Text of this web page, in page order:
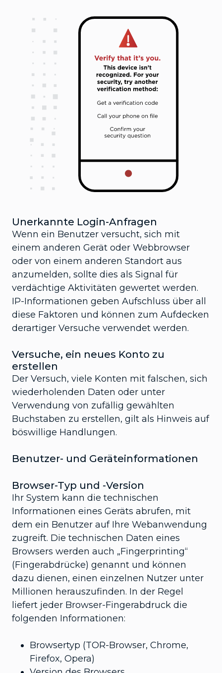
Unerkannte Login-Anfragen
Wenn ein Benutzer versucht, sich mit
einem anderen Gerät oder Webbrowser
oder von einem anderen Standort aus
anzumelden, sollte dies als Signal für
verdächtige Aktivitäten gewertet werden.
IP-Informationen geben Aufschluss über all
diese Faktoren und können zum Aufdecken
derartiger Versuche verwendet werden.
Versuche, ein neues Konto zu
erstellen
Der Versuch, viele Konten mit falschen, sich
wiederholenden Daten oder unter
Verwendung von zufällig gewählten
Buchstaben zu erstellen, gilt als Hinweis auf
böswillige Handlungen.
Benutzer- und Geräteinformationen
Browser-Typ und -Version
Ihr System kann die technischen
Informationen eines Geräts abrufen, mit
dem ein Benutzer auf Ihre Webanwendung
zugreift. Die technischen Daten eines
Browsers werden auch „Fingerprinting“
(Fingerabdrücke) genannt und können
dazu dienen, einen einzelnen Nutzer unter
Millionen herauszufinden. In der Regel
liefert jeder Browser-Fingerabdruck die
folgenden Informationen:
Browsertyp (TOR-Browser, Chrome,
Firefox, Opera)